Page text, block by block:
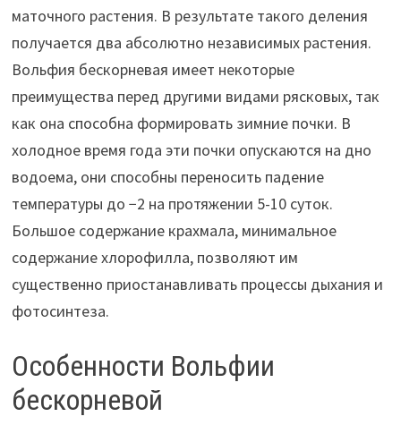
маточного растения. В результате такого деления
получается два абсолютно независимых растения.
Вольфия бескорневая имеет некоторые
преимущества перед другими видами рясковых, так
как она способна формировать зимние почки. В
холодное время года эти почки опускаются на дно
водоема, они способны переносить падение
температуры до −2 на протяжении 5-10 суток.
Большое содержание крахмала, минимальное
содержание хлорофилла, позволяют им
существенно приостанавливать процессы дыхания и
фотосинтеза.
Особенности Вольфии
бескорневой